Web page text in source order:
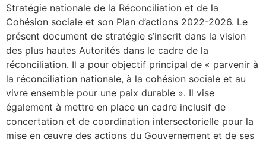
Stratégie nationale de la Réconciliation et de la
Cohésion sociale et son Plan d’actions 2022-2026. Le
présent document de stratégie s’inscrit dans la vision
des plus hautes Autorités dans le cadre de la
réconciliation. Il a pour objectif principal de « parvenir à
la réconciliation nationale, à la cohésion sociale et au
vivre ensemble pour une paix durable ». Il vise
également à mettre en place un cadre inclusif de
concertation et de coordination intersectorielle pour la
mise en œuvre des actions du Gouvernement et de ses